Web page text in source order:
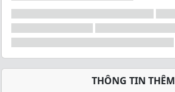
THÔNG TIN THÊM